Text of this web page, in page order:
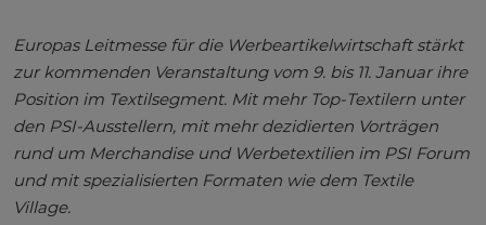
Europas Leitmesse für die Werbeartikelwirtschaft stärkt
zur kommenden Veranstaltung vom 9. bis 11. Januar ihre
Position im Textilsegment. Mit mehr Top-Textilern unter
den PSI-Ausstellern, mit mehr dezidierten Vorträgen
rund um Merchandise und Werbetextilien im PSI Forum
und mit spezialisierten Formaten wie dem Textile
Village.